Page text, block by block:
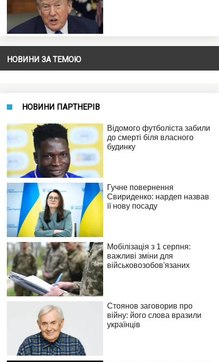
НОВИНИ ЗА ТЕМОЮ
НОВИНИ ПАРТНЕРІВ